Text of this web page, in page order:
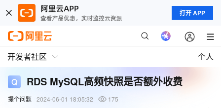
打开 APP
开发者社区 个人
RDS MySQL高频快照是否额外收费
提个问题 2024-06-01 18:05:32
175